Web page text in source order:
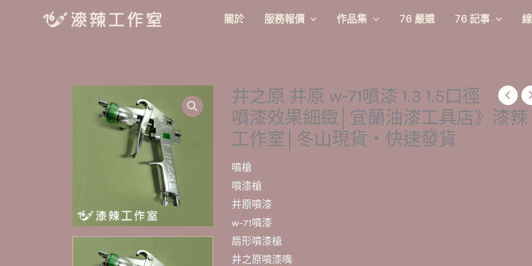
關於 服務報價 作品集 76 嚴選 76 記事
井之原 井原 w-71噴漆 1.3 1.5口徑
噴漆效果細緻│宜蘭油漆工具店》漆辣
工作室│冬山現貨‧快速發貨
噴槍
噴漆槍
井原噴漆
w-71噴漆
扇形噴漆槍
井之原噴漆嘴